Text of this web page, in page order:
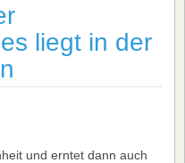
liegt in der
und erntet dann auch